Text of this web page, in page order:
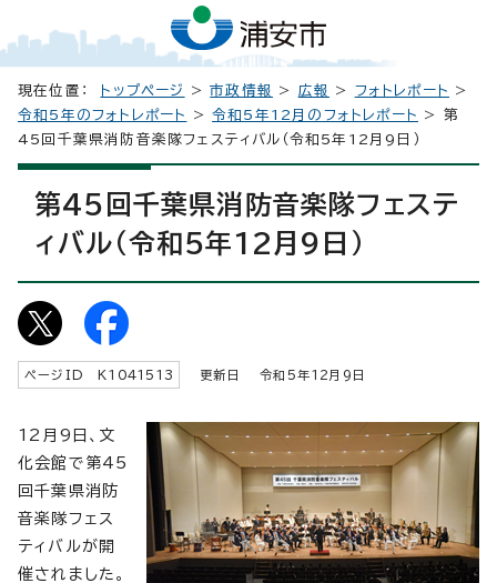
現在位置： トップページ >市政情報 > 広報 > フォトレポート
>
令和5年のフォトレポート
>令和5年12月のフォトレポート
> 第
45回千葉県消防音楽隊フェスティバル（令和5年12月9日）
第45回千葉県消防音楽隊フェステ
ィバル（令和5年12月9日）
ページID K 1041513 更新日 令和5年12 月9日
12月9日、文
化会館で第45
回千葉県消防
音楽隊フェス
ティバルが開
催されました。